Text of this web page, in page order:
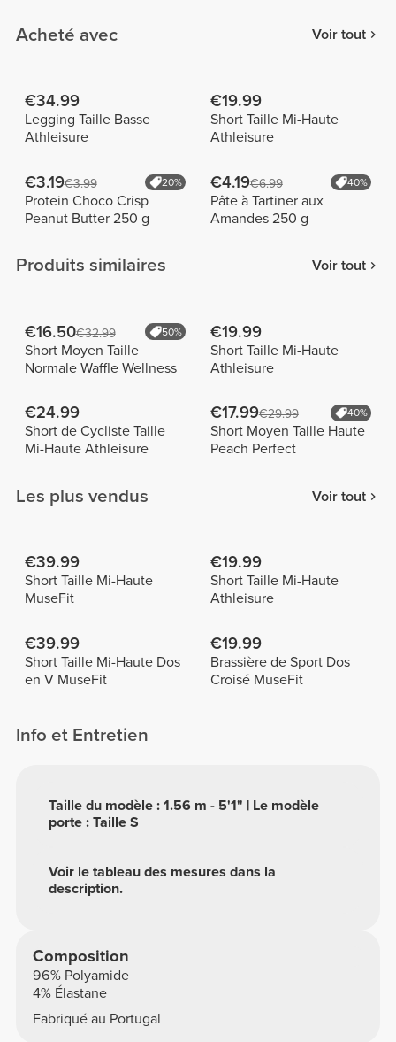
Acheté avec Voir tout
€34.99
Legging Taille Basse
Athleisure
€19.99
Short Taille Mi-Haute
Athleisure
€3.19€3.99 20%
Protein Choco Crisp
Peanut Butter 250 g
€4.19€6.99 40%
Pâte à Tartiner aux
Amandes 250 g
Produits similaires Voir tout
€16.50€32.99 50%
Short Moyen Taille
Normale Waffle Wellness
€19.99
Short Taille Mi-Haute
Athleisure
€24.99
Short de Cycliste Taille
Mi-Haute Athleisure
€17.99€29.99 40%
Short Moyen Taille Haute
Peach Perfect
Les plus vendus Voir tout
€39.99
Short Taille Mi-Haute
MuseFit
€19.99
Short Taille Mi-Haute
Athleisure
€39.99
Short Taille Mi-Haute Dos
en V MuseFit
€19.99
Brassière de Sport Dos
Croisé MuseFit
Info et Entretien
Voir le tableau des mesures dans la
description.
Taille du modèle : 1.56 m - 5'1" | Le modèle
porte : Taille S
Composition
96% Polyamide
4% Élastane
Fabriqué au Portugal